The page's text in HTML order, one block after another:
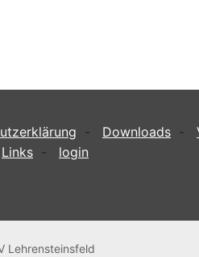
- Downloads -
Links - login
Lehrensteinsfeld